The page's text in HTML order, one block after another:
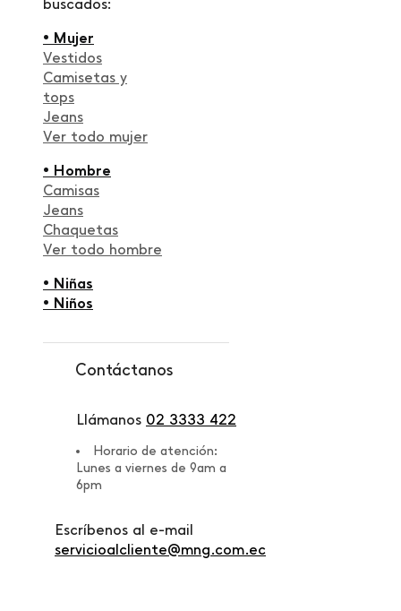
buscados:
• Mujer
Vestidos
Camisetas y
tops
Jeans
Ver todo mujer
• Hombre
Camisas
Jeans
Chaquetas
Ver todo hombre
• Niñas
• Niños
Contáctanos
Llámanos 02 3333 422
Horario de atención:
Lunes a viernes de 9am a
6pm
Escríbenos al e-mail
servicioalcliente@mng.com.ec